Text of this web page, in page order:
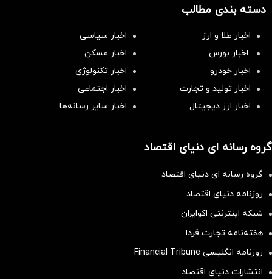
دسته بندی مطالب
اخبار طلا و ارز
اخبار سیاسی
اخبار بورس
اخبار مسکن
اخبار خودرو
اخبار تکنولوژی
اخبار تولید و تجارت
اخبار اجتماعی
اخبار ارز دیجیتال
اخبار سایر رسانه‌‌ها
گروه رسانه ای دنیای اقتصاد
گروه رسانه ای دنیای اقتصاد
روزنامه دنیای اقتصاد
شبکه اینترنتی اکوایران
هفته‌نامه تجارت فردا
روزنامه انگلیسی Financial Tribune
انتشارات دنیای اقتصاد